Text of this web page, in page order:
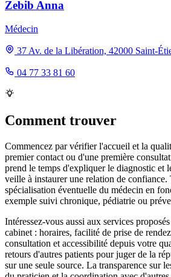
Zebib Anna
Médecin
37 Av. de la Libération, 42000 Saint-
04 77 33 81 60
Comment trouver
Commencez par vérifier l'accueil et la
premier contact ou d'une première
prend le temps d'expliquer le diagnostic et
veille à instaurer une relation de confiance.
spécialisation éventuelle du médecin en
exemple suivi chronique, pédiatrie ou
Intéressez-vous aussi aux services
cabinet : horaires, facilité de prise de
consultation et accessibilité depuis votre
retours d'autres patients pour juger de la
sur une seule source. La transparence sur